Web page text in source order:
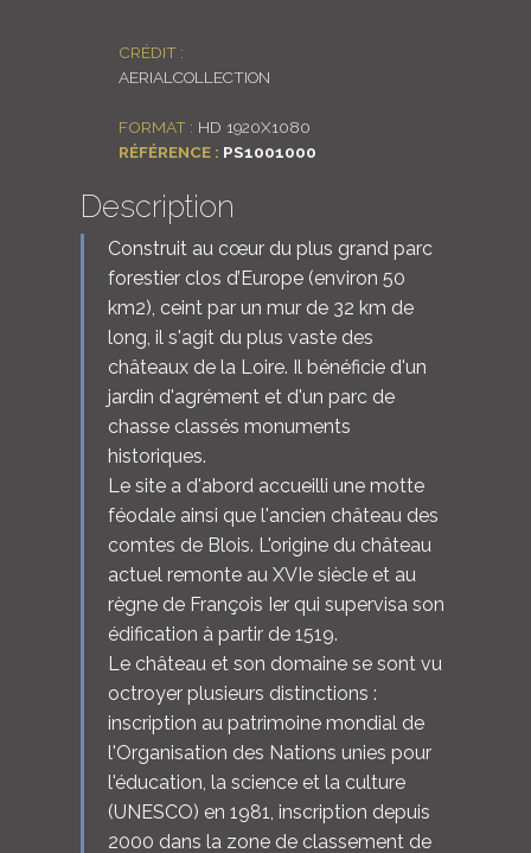
CRÉDIT :
AERIALCOLLECTION
FORMAT : HD 1920X1080
RÉFÉRENCE : PS1001000
Description
Construit au cœur du plus grand parc
forestier clos d’Europe (environ 50
km2), ceint par un mur de 32 km de
long, il s'agit du plus vaste des
châteaux de la Loire. Il bénéficie d'un
jardin d'agrément et d'un parc de
chasse classés monuments
historiques.
Le site a d'abord accueilli une motte
féodale ainsi que l'ancien château des
comtes de Blois. L'origine du château
actuel remonte au XVIe siècle et au
règne de François Ier qui supervisa son
édification à partir de 1519.
Le château et son domaine se sont vu
octroyer plusieurs distinctions :
inscription au patrimoine mondial de
l'Organisation des Nations unies pour
l'éducation, la science et la culture
(UNESCO) en 1981, inscription depuis
2000 dans la zone de classement de